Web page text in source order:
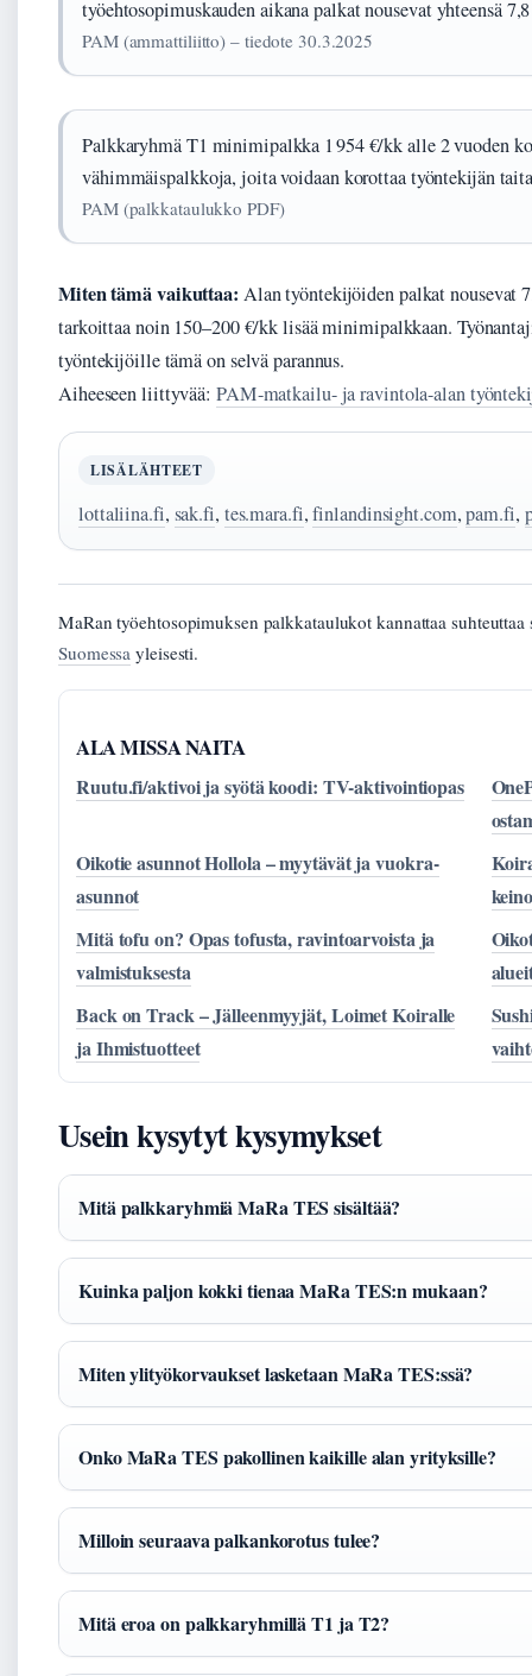
työehtosopimuskauden aikana palkat nousevat yhteensä
PAM (ammattiliitto) – tiedote 30.3.2025
Palkkaryhmä T1 minimipalkka 1 954 €/kk alle 2 vuoden
vähimmäispalkkoja, joita voidaan korottaa työntekijän
PAM (palkkataulukko PDF)
Miten tämä vaikuttaa: Alan työntekijöiden palkat nousevat
tarkoittaa noin 150–200 €/kk lisää minimipalkkaan.
työntekijöille tämä on selvä parannus.
Aiheeseen liittyvää: PAM-matkailu- ja ravintola-alan
LISÄLÄHTEET
lottaliina.fi, sak.fi, tes.mara.fi,finlandinsight.com,pam.fi,
MaRan työehtosopimuksen palkkataulukot kannattaa
Suomessa yleisesti.
ALA MISSA NAITA
Ruutu.fi/aktivoi ja syötä koodi: TV-aktivointiopas
Oikotie asunnot Hollola – myytävät ja vuokra-
asunnot
Mitä tofu on? Opas tofusta, ravintoarvoista ja
valmistuksesta
Back on Track – Jälleenmyyjät, Loimet Koiralle
ja Ihmistuotteet
Usein kysytyt kysymykset
Mitä palkkaryhmiä MaRa TES sisältää?
Kuinka paljon kokki tienaa MaRa TES:n mukaan?
Miten ylityökorvaukset lasketaan MaRa TES:ssä?
Onko MaRa TES pakollinen kaikille alan yrityksille?
Milloin seuraava palkankorotus tulee?
Mitä eroa on palkkaryhmillä T1 ja T2?